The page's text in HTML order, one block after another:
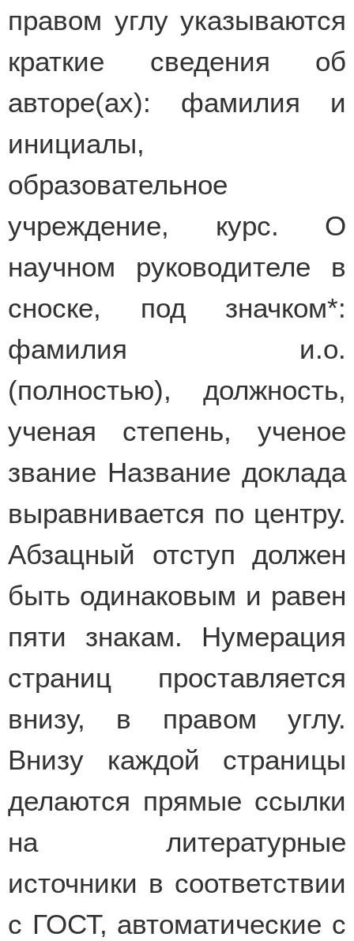
правом углу указываются
краткие сведения об
авторе(ах): фамилия и
инициалы,
образовательное
учреждение, курс. О
научном руководителе в
сноске, под значком*:
фамилия и.о.
(полностью), должность,
ученая степень, ученое
звание Название доклада
выравнивается по центру.
Абзацный отступ должен
быть одинаковым и равен
пяти знакам. Нумерация
страниц проставляется
внизу, в правом углу.
Внизу каждой страницы
делаются прямые ссылки
на литературные
источники в соответствии
с ГОСТ, автоматические с